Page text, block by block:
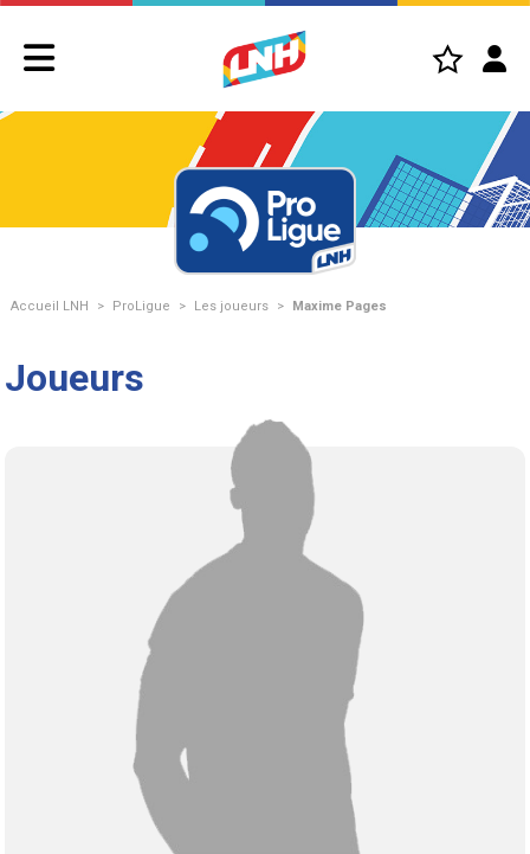
Accueil LNH > ProLigue > Les joueurs > Maxime Pages
Joueurs